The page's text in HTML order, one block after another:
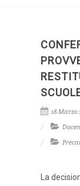
18 Marzo
La